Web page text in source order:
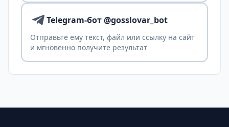
Telegram-бот @gosslovar_bot
Отправьте ему текст, файл или ссылку на сайт
и мгновенно получите результат